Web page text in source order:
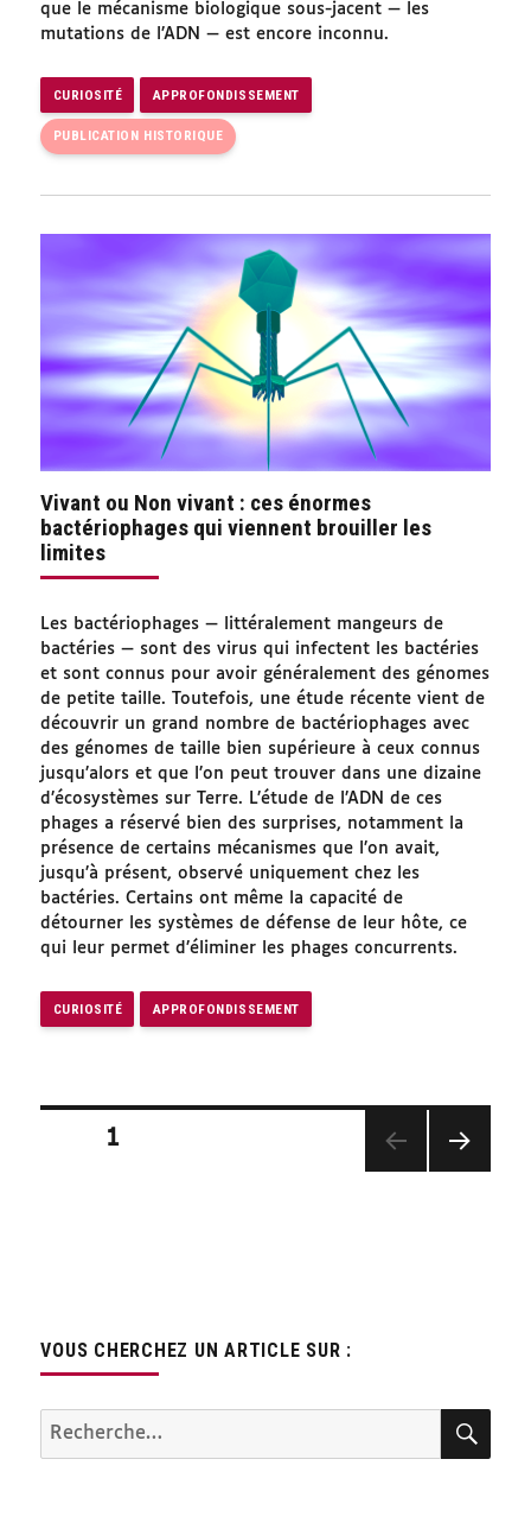
que le mécanisme biologique sous-jacent — les
mutations de l’ADN — est encore inconnu.
CURIOSITÉ APPROFONDISSEMENT
PUBLICATION HISTORIQUE
Vivant ou Non vivant : ces énormes
bactériophages qui viennent brouiller les
limites
Les bactériophages — littéralement mangeurs de
bactéries — sont des virus qui infectent les bactéries
et sont connus pour avoir généralement des génomes
de petite taille. Toutefois, une étude récente vient de
découvrir un grand nombre de bactériophages avec
des génomes de taille bien supérieure à ceux connus
jusqu’alors et que l’on peut trouver dans une dizaine
d’écosystèmes sur Terre. L’étude de l’ADN de ces
phages a réservé bien des surprises, notamment la
présence de certains mécanismes que l’on avait,
jusqu’à présent, observé uniquement chez les
bactéries. Certains ont même la capacité de
détourner les systèmes de défense de leur hôte, ce
qui leur permet d’éliminer les phages concurrents.
CURIOSITÉ APPROFONDISSEMENT
Pagination
1
VOUS CHERCHEZ UN ARTICLE SUR :
Recherche
pour :